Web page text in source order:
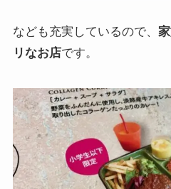
なども充実しているので、
リなお店です。